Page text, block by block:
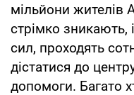
мільйони жителів
стрімко зникають,
сил, проходять
дістатися до
допомоги. Багато